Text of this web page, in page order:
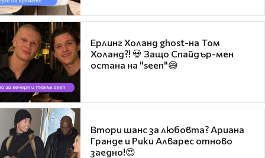
Ерлинг Холанд ghost-на Том
Холанд?! 💀 Защо Спайдър-мен
остана на "seen"😅
Втори шанс за любовта? Ариана
Гранде и Рики Алварес отново
заедно!😍